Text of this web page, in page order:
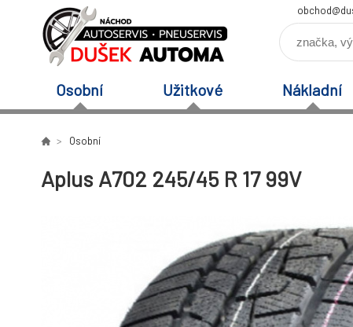
Osobní Užitkové Nákladní
Osobní
Aplus A702 245/45 R 17 99V